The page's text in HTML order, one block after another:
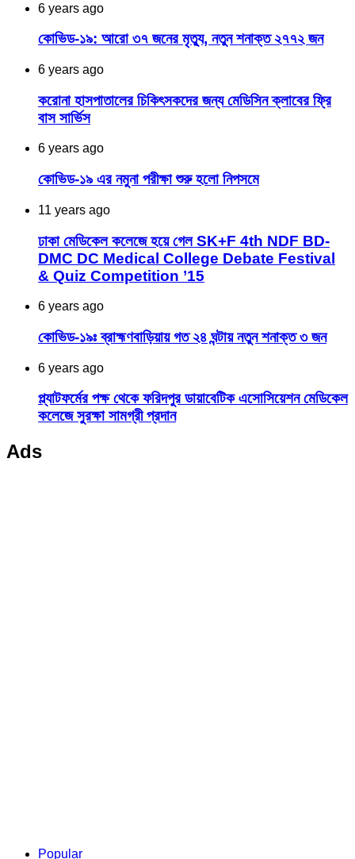
6 years ago
কোভিড-১৯: আরো ৩৭ জনের মৃত্যু, নতুন শনাক্ত ২৭৭২ জন
6 years ago
করোনা হাসপাতালের চিকিৎসকদের জন্য মেডিসিন ক্লাবের ফ্রি
বাস সার্ভিস
6 years ago
কোভিড-১৯ এর নমুনা পরীক্ষা শুরু হলো নিপসমে
11 years ago
ঢাকা মেডিকেল কলেজে হয়ে গেল SK+F 4th NDF BD-
DMC DC Medical College Debate Festival
& Quiz Competition ’15
6 years ago
কোভিড-১৯ঃ ব্রাহ্মণবাড়িয়ায় গত ২৪ ঘন্টায় নতুন শনাক্ত ৩ জন
6 years ago
প্ল্যাটফর্মের পক্ষ থেকে ফরিদপুর ডায়াবেটিক এসোসিয়েশন মেডিকেল
কলেজে সুরক্ষা সামগ্রী প্রদান
Ads
Popular